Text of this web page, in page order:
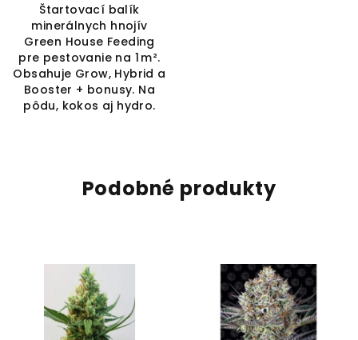
Štartovací balík
minerálnych hnojív
Green House Feeding
pre pestovanie na 1 m².
Obsahuje Grow, Hybrid a
Booster + bonusy. Na
pôdu, kokos aj hydro.
Podobné produkty